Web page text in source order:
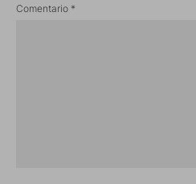
Comentario *